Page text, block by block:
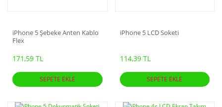
iPhone 5 Şebeke Anten Kablo
Flex
171,59 TL
SEPETE EKLE
iPhone 5 LCD Soketi
114,39 TL
SEPETE EKLE